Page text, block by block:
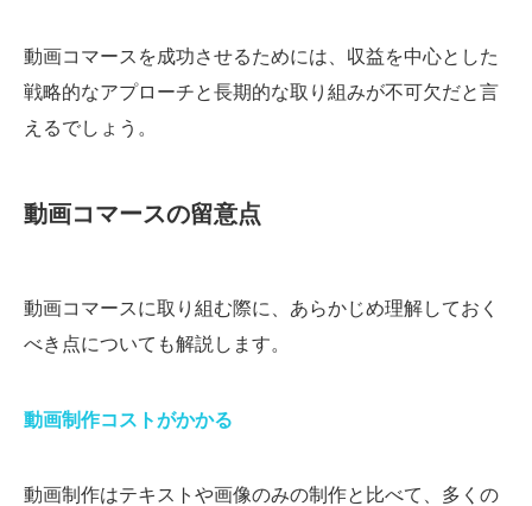
動画コマースを成功させるためには、収益を中心とした
戦略的なアプローチと長期的な取り組みが不可欠だと言
えるでしょう。
動画コマースの留意点
動画コマースに取り組む際に、あらかじめ理解しておく
べき点についても解説します。
動画制作コストがかかる
動画制作はテキストや画像のみの制作と比べて、多くの